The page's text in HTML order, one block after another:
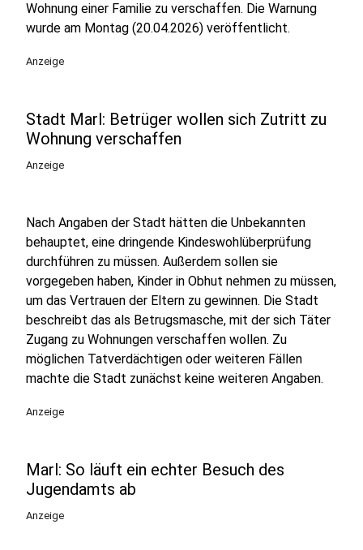
Wohnung einer Familie zu verschaffen. Die Warnung
wurde am Montag (20.04.2026) veröffentlicht.
Anzeige
Stadt Marl: Betrüger wollen sich Zutritt zu
Wohnung verschaffen
Anzeige
Nach Angaben der Stadt hätten die Unbekannten
behauptet, eine dringende Kindeswohlüberprüfung
durchführen zu müssen. Außerdem sollen sie
vorgegeben haben, Kinder in Obhut nehmen zu müssen,
um das Vertrauen der Eltern zu gewinnen. Die Stadt
beschreibt das als Betrugsmasche, mit der sich Täter
Zugang zu Wohnungen verschaffen wollen. Zu
möglichen Tatverdächtigen oder weiteren Fällen
machte die Stadt zunächst keine weiteren Angaben.
Anzeige
Marl: So läuft ein echter Besuch des
Jugendamts ab
Anzeige